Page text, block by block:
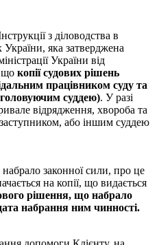
з діловодства в
України, яка затверджена
України від
що копії судових рішень
працівником суду та
суддею). У разі
відрядження, хвороба та
або іншим суддею
законної сили, про це
на копії, що видається
рішення, що набрало
набрання ним чинності.